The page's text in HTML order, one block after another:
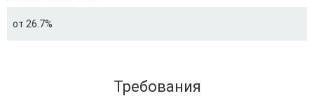
от 26.7%
Требования